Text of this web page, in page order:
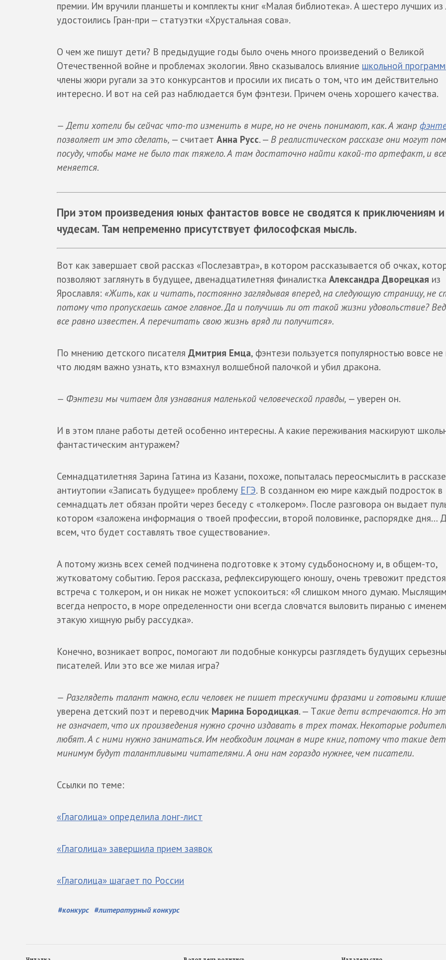
премии. Им вручили планшеты и комплекты книг «Малая библиотека». А шестеро лучших из
удостоились Гран-при — статуэтки «Хрустальная сова».
О чем же пишут дети? В предыдущие годы было очень много произведений о Великой
Отечественной войне и проблемах экологии. Явно сказывалось влияние школьной
члены жюри ругали за это конкурсантов и просили их писать о том, что им действительно
интересно. И вот на сей раз наблюдается бум фэнтези. Причем очень хорошего качества.
— Дети хотели бы сейчас что-то изменить в мире, но не очень понимают, как. А жанр
позволяет им это сделать, — считает Анна Русс. — В реалистическом рассказе они могут
посуду, чтобы маме не было так тяжело. А там достаточно найти какой-то артефакт, и все
меняется.
При этом произведения юных фантастов вовсе не сводятся к приключениям и
чудесам. Там непременно присутствует философская мысль.
Вот как завершает свой рассказ «Послезавтра», в котором рассказывается об очках,
позволяют заглянуть в будущее, двенадцатилетняя финалистка Александра Дворецкая из
Ярославля: «Жить, как и читать, постоянно заглядывая вперед, на следующую страницу, не
потому что пропускаешь самое главное. Да и получишь ли от такой жизни удовольствие?
все равно известен. А перечитать свою жизнь вряд ли получится».
По мнению детского писателя Дмитрия Емца, фэнтези пользуется популярностью вовсе
что людям важно узнать, кто взмахнул волшебной палочкой и убил дракона.
— Фэнтези мы читаем для узнавания маленькой человеческой правды, — уверен он.
И в этом плане работы детей особенно интересны. А какие переживания маскируют
фантастическим антуражем?
Семнадцатилетняя Зарина Гатина из Казани, похоже, попыталась переосмыслить в
антиутопии «Записать будущее» проблему ЕГЭ. В созданном ею мире каждый подросток в
семнадцать лет обязан пройти через беседу с «толкером». После разговора он выдает
котором «заложена информация о твоей профессии, второй половинке, распорядке дня…
всем, что будет составлять твое существование».
А потому жизнь всех семей подчинена подготовке к этому судьбоносному и, в общем-то,
жутковатому событию. Героя рассказа, рефлексирующего юношу, очень тревожит
встреча с толкером, и он никак не может успокоиться: «Я слишком много думаю.
всегда непросто, в море определенности они всегда словчатся выловить пиранью с
этакую хищную рыбу рассудка».
Конечно, возникает вопрос, помогают ли подобные конкурсы разглядеть будущих
писателей. Или это все же милая игра?
— Разглядеть талант можно, если человек не пишет трескучими фразами и готовыми
уверена детский поэт и переводчик Марина Бородицкая. — Такие дети встречаются. Но
не означает, что их произведения нужно срочно издавать в трех томах. Некоторые
любят. А с ними нужно заниматься. Им необходим лоцман в мире книг, потому что такие
минимум будут талантливыми читателями. А они нам гораздо нужнее, чем писатели.
Ссылки по теме:
«Глаголица» определила лонг-лист
«Глаголица» завершила прием заявок
«Глаголица» шагает по России
#конкурс #литературный конкурс